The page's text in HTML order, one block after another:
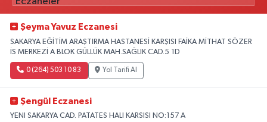
Şeyma Yavuz Eczanesi
SAKARYA EĞİTİM ARAŞTIRMA HASTANESİ KARŞISI FAİKA MİTHAT SÖZER
İS MERKEZİ A BLOK GÜLLÜK MAH.SAĞLIK CAD.5 1D
0 (264) 503 10 83 Yol Tarifi Al
Şengül Eczanesi
YENI SAKARYA CAD. PATATES HALI KARSISI NO:157 A